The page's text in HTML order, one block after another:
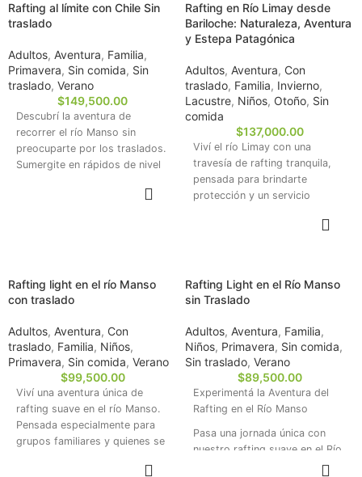
argentina.
pagando solo la seña — el
saldo lo abonás recién el día
de la excursión.
inmersión profunda en la
naturaleza.
Rafting al límite con Chile Sin
traslado
Adultos, Aventura, Familia,
Primavera, Sin comida, Sin
traslado, Verano
$149,500.00
Descubrí la aventura de
recorrer el río Manso sin
preocuparte por los traslados.
Sumergite en rápidos de nivel
Rafting en Río Limay desde
Bariloche: Naturaleza, Aventura
y Estepa Patagónica
Adultos, Aventura, Con
traslado, Familia, Invierno,
Lacustre, Niños, Otoño, Sin
comida
$137,000.00
Viví el río Limay con una
travesía de rafting tranquila,
pensada para brindarte
protección y un servicio
natural único. Perfecta para
Rafting light en el río Manso
con traslado
Adultos, Aventura, Con
traslado, Familia, Niños,
Primavera, Sin comida, Verano
$99,500.00
Viví una aventura única de
rafting suave en el río Manso.
Pensada especialmente para
grupos familiares y quienes se
Rafting Light en el Río Manso
sin Traslado
Adultos, Aventura, Familia,
Niños, Primavera, Sin comida,
Sin traslado, Verano
$89,500.00
Experimentá la Aventura del
Rafting en el Río Manso
Pasa una jornada única con
nuestro rafting suave en el Río